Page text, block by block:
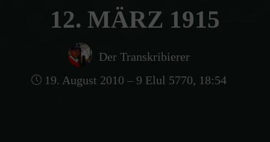
12. MÄRZ 1915
Der Transkribierer
19. August 2010 – 9 Elul 5770, 18:54